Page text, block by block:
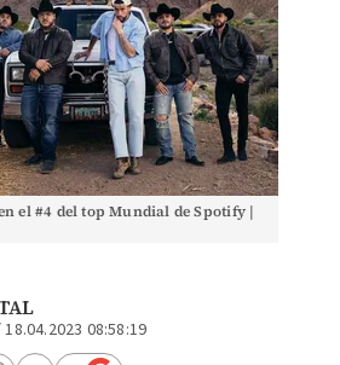
el #4 del top Mundial de Spotify |
18.04.2023 08:58:19